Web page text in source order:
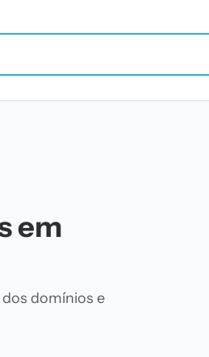
em
domínios e